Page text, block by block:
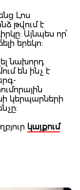
Լոս
թվում է
Այնպես որ՝
երեկո:
նախորդ
են ինչ է
կերպարների
կայքում